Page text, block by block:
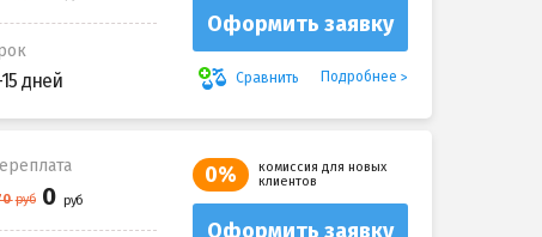
дней
Оформить заявку
Сравнить Подробнее
0%
комиссия для новых
клиентов
Оформить заявку